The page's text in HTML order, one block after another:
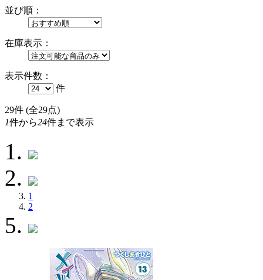
並び順：
在庫表示：
表示件数：
件
29件 (全29点)
1件から24件まで表示
1
2